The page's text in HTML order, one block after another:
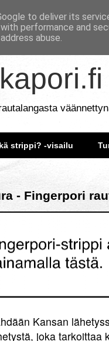
strippi? -visailu
- Fingerpori
Kansan
joka tarkoittaa
to deliver its
performance and
abuse.